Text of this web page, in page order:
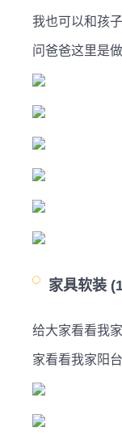
我也可以和孩
问爸爸这里是
家具软装
给大家看看我
家看看我家阳